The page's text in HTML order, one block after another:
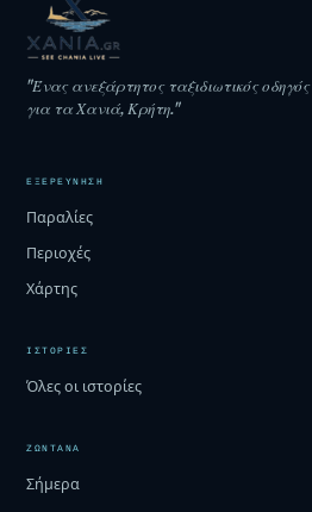
"Ένας ανεξάρτητος ταξιδιωτικός οδηγός
για τα Χανιά, Κρήτη."
ΕΞΕΡΕΎΝΗΣΗ
Παραλίες
Περιοχές
Χάρτης
ΙΣΤΟΡΊΕΣ
Όλες οι ιστορίες
ΖΩΝΤΑΝΆ
Σήμερα